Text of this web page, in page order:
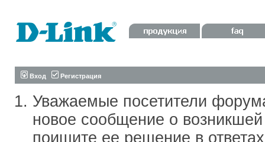
Вход Регистрация
Уважаемые посетители
новое сообщение о
поищите ее решение в